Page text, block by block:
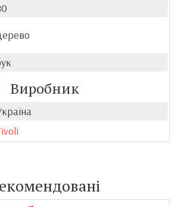
Виробник